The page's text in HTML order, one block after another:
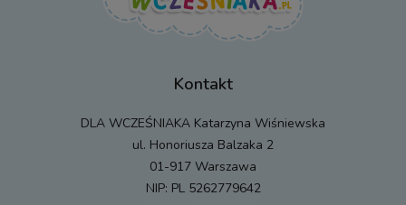
Kontakt
DLA WCZEŚNIAKA Katarzyna Wiśniewska
ul. Honoriusza Balzaka 2
01-917 Warszawa
NIP: PL 5262779642